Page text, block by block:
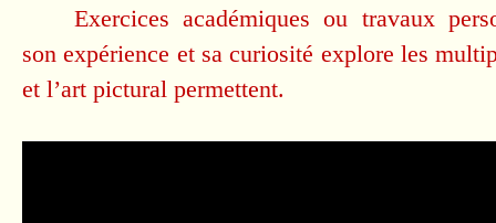
Exercices académiques ou travaux
son expérience et sa curiosité explore les
et l’art pictural permettent.